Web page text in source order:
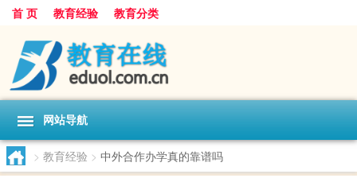
首 页 教育经验 教育分类
网站导航
> 教育经验 > 中外合作办学真的靠谱吗